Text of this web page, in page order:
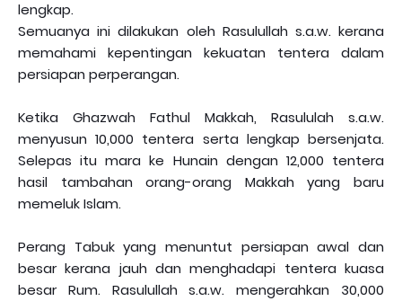
lengkap.
Semuanya ini dilakukan oleh Rasulullah s.a.w. kerana
memahami kepentingan kekuatan tentera dalam
persiapan perperangan.
Ketika Ghazwah Fathul Makkah, Rasululah s.a.w.
menyusun 10,000 tentera serta lengkap bersenjata.
Selepas itu mara ke Hunain dengan 12,000 tentera
hasil tambahan orang-orang Makkah yang baru
memeluk Islam.
Perang Tabuk yang menuntut persiapan awal dan
besar kerana jauh dan menghadapi tentera kuasa
besar Rum. Rasulullah s.a.w. mengerahkan 30,000